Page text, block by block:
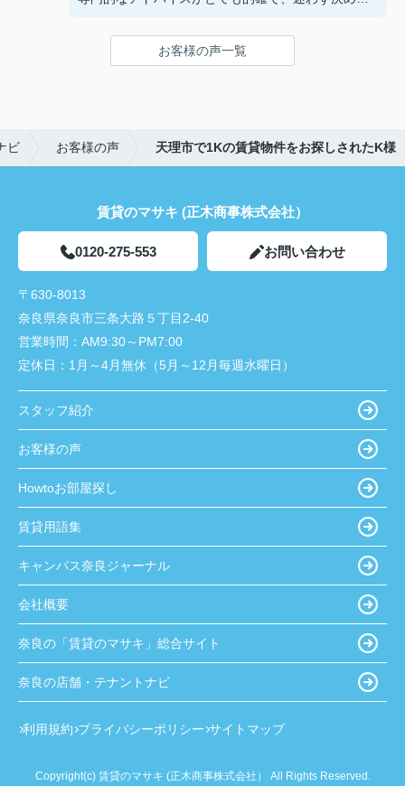
鍵の受け取りのときに、また元気(o・・o)/~お店に
お客様の声一覧
ビ お客様の声 天理市で1Kの賃貸物件をお探しされたK様
賃貸のマサキ (正木商事株式会社）
0120-275-553 お問い合わせ
〒630-8013
奈良県奈良市三条大路５丁目2-40
営業時間： AM9:30～PM7:00
定休日： 1月～4月無休（5月～12月毎週水曜日）
スタッフ紹介
お客様の声
Howtoお部屋探し
賃貸用語集
キャンパス奈良ジャーナル
会社概要
奈良の「賃貸のマサキ」総合サイト
奈良の店舗・テナントナビ
利用規約 プライバシーポリシー サイトマップ
Copyright(c) 賃貸のマサキ (正木商事株式会社） All Rights Reserved.